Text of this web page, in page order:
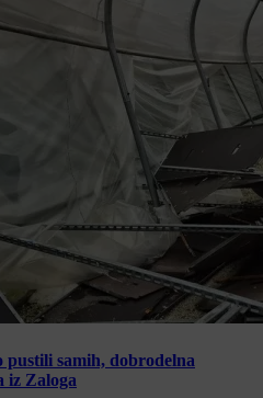
samih, dobrodelna
iz Zaloga